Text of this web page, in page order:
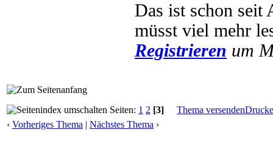
Das ist schon seit
müsst viel mehr
Registrieren um
Seiten: 1 2 [3] Thema versenden
‹ Vorheriges Thema | Nächstes Thema ›